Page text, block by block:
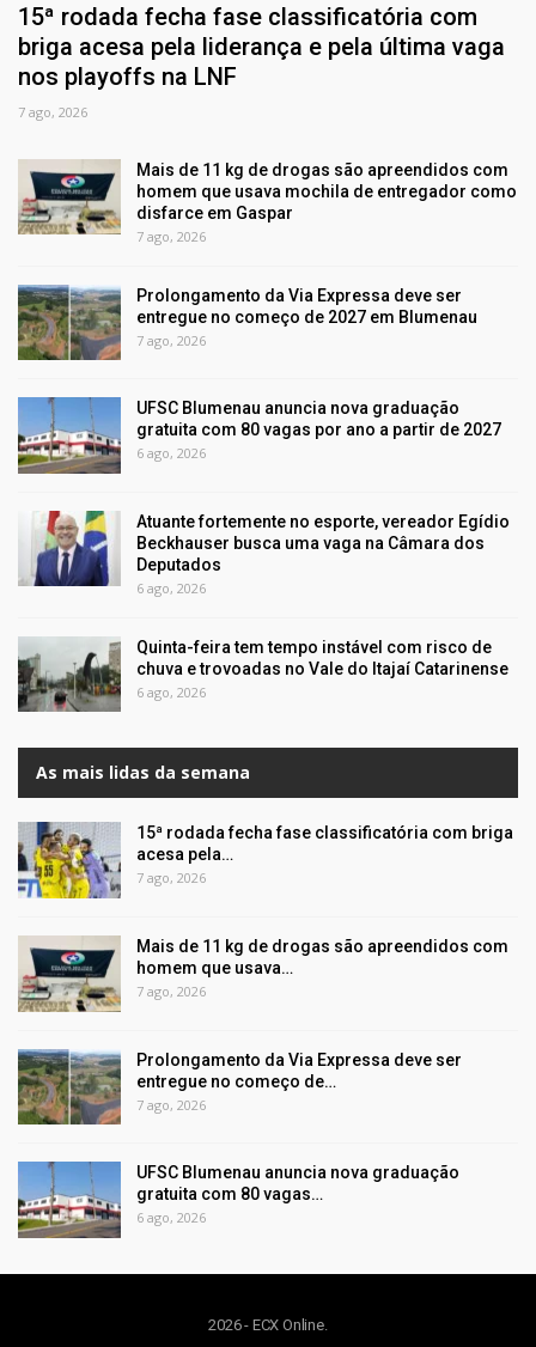
15ª rodada fecha fase classificatória com
briga acesa pela liderança e pela última vaga
nos playoffs na LNF
7 ago, 2026
Mais de 11 kg de drogas são apreendidos com
homem que usava mochila de entregador como
disfarce em Gaspar
7 ago, 2026
Prolongamento da Via Expressa deve ser
entregue no começo de 2027 em Blumenau
7 ago, 2026
UFSC Blumenau anuncia nova graduação
gratuita com 80 vagas por ano a partir de 2027
6 ago, 2026
Atuante fortemente no esporte, vereador Egídio
Beckhauser busca uma vaga na Câmara dos
Deputados
6 ago, 2026
Quinta-feira tem tempo instável com risco de
chuva e trovoadas no Vale do Itajaí Catarinense
6 ago, 2026
As mais lidas da semana
15ª rodada fecha fase classificatória com briga
acesa pela…
7 ago, 2026
Mais de 11 kg de drogas são apreendidos com
homem que usava…
7 ago, 2026
Prolongamento da Via Expressa deve ser
entregue no começo de…
7 ago, 2026
UFSC Blumenau anuncia nova graduação
gratuita com 80 vagas…
6 ago, 2026
2026 - ECX Online.